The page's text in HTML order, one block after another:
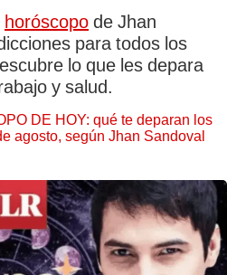
horóscopo de Jhan
para todos los
lo que les depara
y salud.
DE HOY: qué te deparan los
agosto, según Jhan Sandoval